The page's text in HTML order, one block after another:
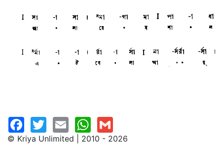
© Kriya Unlimited | 2010 - 2026